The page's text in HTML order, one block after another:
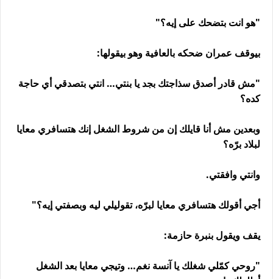
"هو انت بتضحك على إيه؟"
بيوقف عمران ضحكه بالعافية وهو بيقولها:
"مش قادر أصدق سذاجتك بجد يا بنتي… انتي بتصدقي أي حاجة
كده؟
وبعدين مش أنا قايلك إن من شروط الشغل إنك هتسافري معايا
لبلاد برّه؟
وانتي وافقتي.
أجي أقولك هتسافري معايا لبرّه، تقوليلي ليه وبصفتي إيه؟"
يقف ويقول بنبرة حازمة:
"روحي كمّلي شغلك يا آنسة نغم… وتيجي معايا بعد الشغل